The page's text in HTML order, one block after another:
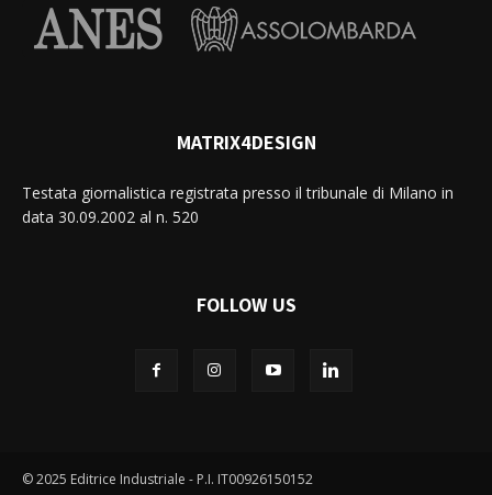
MATRIX4DESIGN
Testata giornalistica registrata presso il tribunale di Milano in
data 30.09.2002 al n. 520
FOLLOW US
© 2025 Editrice Industriale - P.I. IT00926150152